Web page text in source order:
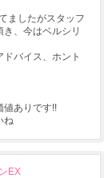
ましたがスタッフ
、今はベルシリ
バイス、ホント
値ありです!!
ね
EX